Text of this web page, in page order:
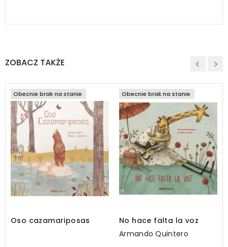
ZOBACZ TAKŻE
Obecnie brak na stanie
Oso cazamariposas
Obecnie brak na stanie
No hace falta la voz
Armando Quintero